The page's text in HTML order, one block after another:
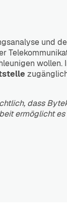
und
dass
ermöglicht